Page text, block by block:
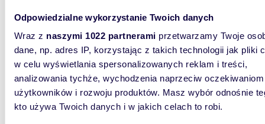
Odpowiedzialne wykorzystanie Twoich danych
Wraz z naszymi 1022 partnerami przetwarzamy Twoje
dane, np. adres IP, korzystając z takich technologii jak pliki
w celu wyświetlania spersonalizowanych reklam i treści,
analizowania tychże, wychodzenia naprzeciw oczekiwaniom
użytkowników i rozwoju produktów. Masz wybór odnośnie
kto używa Twoich danych i w jakich celach to robi.
Nowoczesny dom bliźniak z dużą działką i pełnym
729
dom